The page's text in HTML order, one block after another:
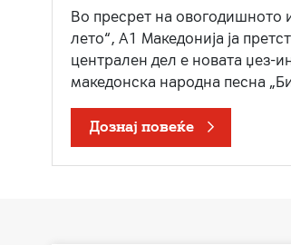
Во пресрет на овогодишното
лето“, А1 Македонија ја
централен дел е новата џез-
македонска народна песна
Дознај повеќе